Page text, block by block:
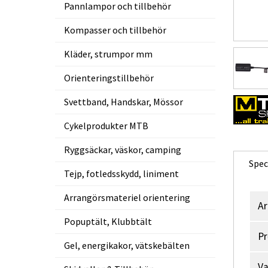
Pannlampor och tillbehör
Kompasser och tillbehör
Kläder, strumpor mm
Orienteringstillbehör
Svettband, Handskar, Mössor
Cykelprodukter MTB
Ryggsäckar, väskor, camping
Tejp, fotledsskydd, liniment
Arrangörsmateriel orientering
Popuptält, Klubbtält
Gel, energikakor, vätskebälten